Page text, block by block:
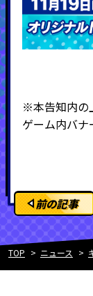
※本告知内の
ゲーム内バナ
前の記事
TOP ニュース